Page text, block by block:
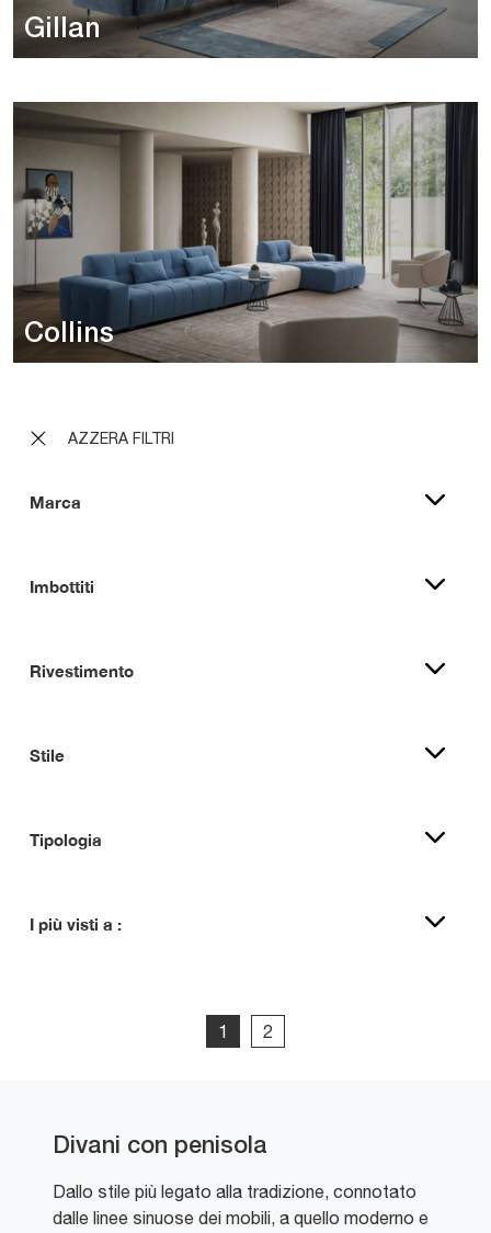
AZZERA FILTRI
Marca
Imbottiti
Rivestimento
Stile
Tipologia
I più visti a :
Gillan
Collins
1 2
Divani con penisola
Dallo stile più legato alla tradizione, connotato
dalle linee sinuose dei mobili, a quello moderno e